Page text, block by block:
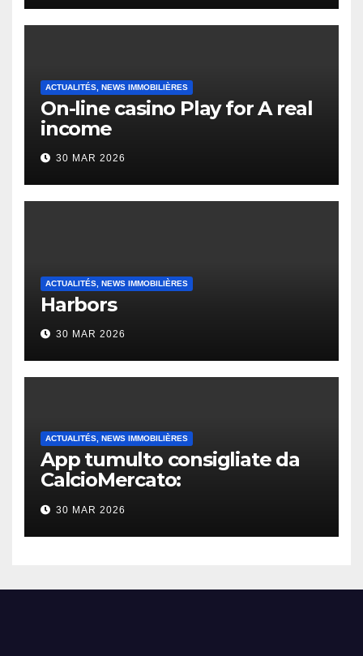
Heap Change
ACTUALITÉS, NEWS IMMOBILIÈRES
On-line casino Play for A real
income
30 MAR 2026
ACTUALITÉS, NEWS IMMOBILIÈRES
Harbors
30 MAR 2026
ACTUALITÉS, NEWS IMMOBILIÈRES
App tumulto consigliate da
CalcioMercato:
considerazione di gennaio
2026
30 MAR 2026